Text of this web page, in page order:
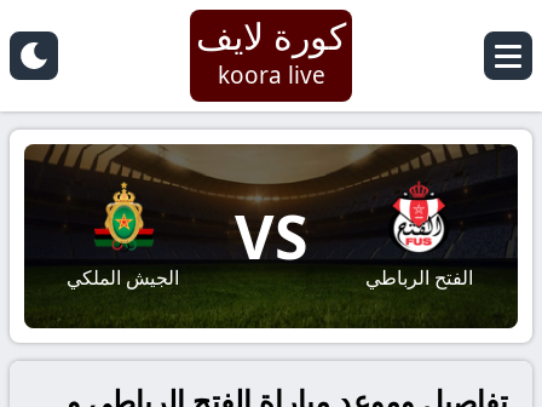
كورة لايف
koora live
الفتح الرباطي
VS
الجيش الملكي